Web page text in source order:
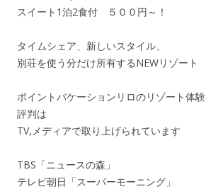
スイート1泊2食付 ５００円～！
タイムシェア、新しいスタイル、
別荘を使う分だけ所有するNEWリゾート
ポイントバケーションリロのリゾート体
評判は
TV,メディアで取り上げられています
TBS「ニュースの森」
テレビ朝日「スーパーモーニング」